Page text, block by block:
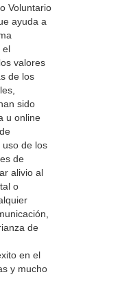
Voluntario
ayuda a
el
valores
de los
sido
u online
uso de los
de
alivio al
o
de
en el
y mucho